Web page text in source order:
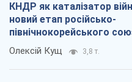
КНДР як каталізатор
новий етап російсько-
північнокорейського
Олексій Кущ 3,8 т.